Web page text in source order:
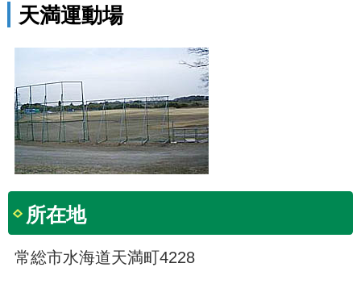
天満運動場
所在地
常総市水海道天満町4228